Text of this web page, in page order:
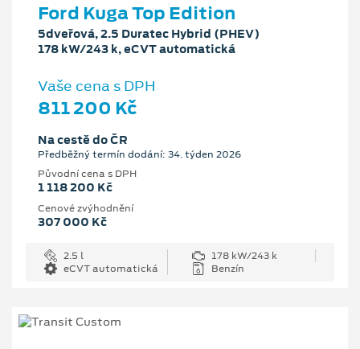
Ford Kuga Top Edition
5dveřová, 2.5 Duratec Hybrid (PHEV)
178 kW/243 k, eCVT automatická
Vaše cena s DPH
811 200 Kč
Na cestě do ČR
Předběžný termín dodání: 34. týden 2026
Původní cena s DPH
1 118 200 Kč
Cenové zvýhodnění
307 000 Kč
2.5 l
178 kW/243 k
eCVT automatická
Benzín